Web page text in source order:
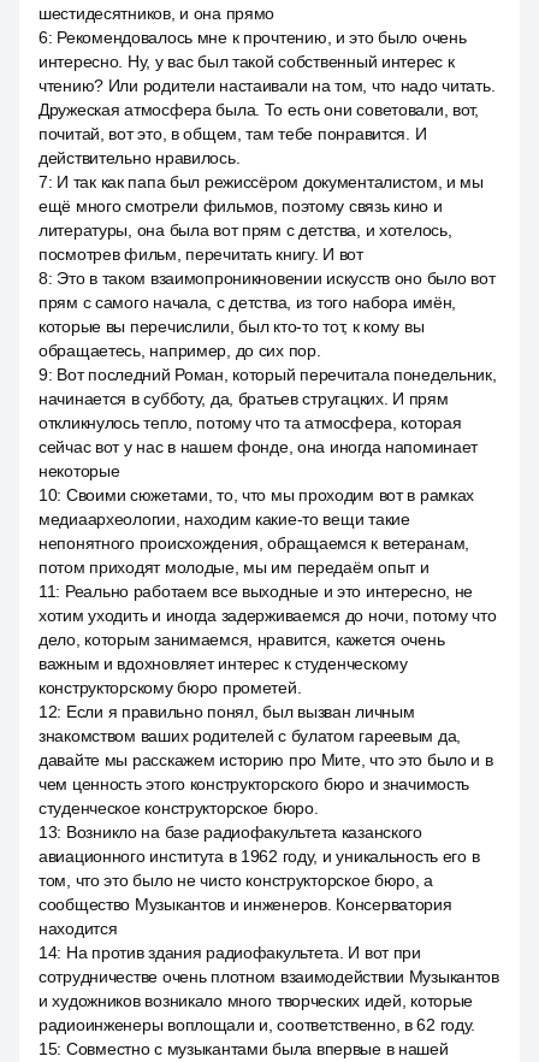
шестидесятников, и она прямо
6: Рекомендовалось мне к прочтению, и это было очень
интересно. Ну, у вас был такой собственный интерес к
чтению? Или родители настаивали на том, что надо читать.
Дружеская атмосфера была. То есть они советовали, вот,
почитай, вот это, в общем, там тебе понравится. И
действительно нравилось.
7: И так как папа был режиссёром документалистом, и мы
ещё много смотрели фильмов, поэтому связь кино и
литературы, она была вот прям с детства, и хотелось,
посмотрев фильм, перечитать книгу. И вот
8: Это в таком взаимопроникновении искусств оно было вот
прям с самого начала, с детства, из того набора имён,
которые вы перечислили, был кто-то тот, к кому вы
обращаетесь, например, до сих пор.
9: Вот последний Роман, который перечитала понедельник,
начинается в субботу, да, братьев стругацких. И прям
откликнулось тепло, потому что та атмосфера, которая
сейчас вот у нас в нашем фонде, она иногда напоминает
некоторые
10: Своими сюжетами, то, что мы проходим вот в рамках
медиаархеологии, находим какие-то вещи такие
непонятного происхождения, обращаемся к ветеранам,
потом приходят молодые, мы им передаём опыт и
11: Реально работаем все выходные и это интересно, не
хотим уходить и иногда задерживаемся до ночи, потому что
дело, которым занимаемся, нравится, кажется очень
важным и вдохновляет интерес к студенческому
конструкторскому бюро прометей.
12: Если я правильно понял, был вызван личным
знакомством ваших родителей с булатом гареевым да,
давайте мы расскажем историю про Мите, что это было и в
чем ценность этого конструкторского бюро и значимость
студенческое конструкторское бюро.
13: Возникло на базе радиофакультета казанского
авиационного института в 1962 году, и уникальность его в
том, что это было не чисто конструкторское бюро, а
сообщество Музыкантов и инженеров. Консерватория
находится
14: На против здания радиофакультета. И вот при
сотрудничестве очень плотном взаимодействии Музыкантов
и художников возникало много творческих идей, которые
радиоинженеры воплощали и, соответственно, в 62 году.
15: Совместно с музыкантами была впервые в нашей